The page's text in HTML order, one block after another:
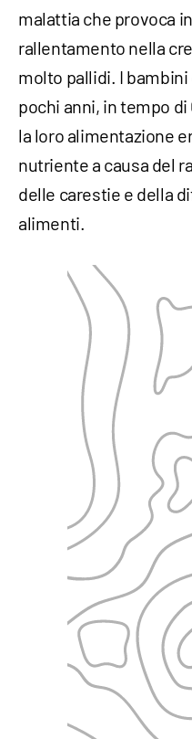
malattia che provoca
rallentamento nella
molto pallidi. I
pochi anni, in tempo
la loro alimentazione
nutriente a causa del
delle carestie e della
alimenti.